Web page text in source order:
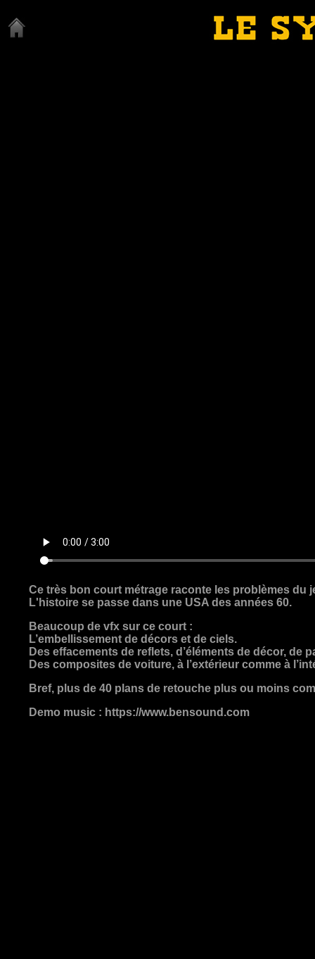
Ce très bon court métrage raconte les problèmes du
L'histoire se passe dans une USA des années 60.
Beaucoup de vfx sur ce court :
L’embellissement de décors et de ciels.
Des effacements de reflets, d’éléments de décor, de
Des composites de voiture, à l’extérieur comme à
Bref, plus de 40 plans de retouche plus ou moins
Demo music : https://www.bensound.com